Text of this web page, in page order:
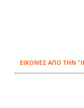
ΕΙΚΟΝΕΣ ΑΠΟ ΤΗΝ